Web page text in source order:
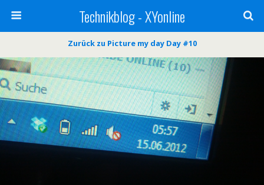
Technikblog - XYonline
Zurück zu Picture my day Day #10